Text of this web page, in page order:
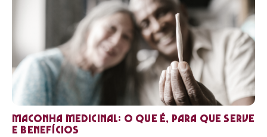
Maconha medicinal: O que é, para que serve
e benefícios